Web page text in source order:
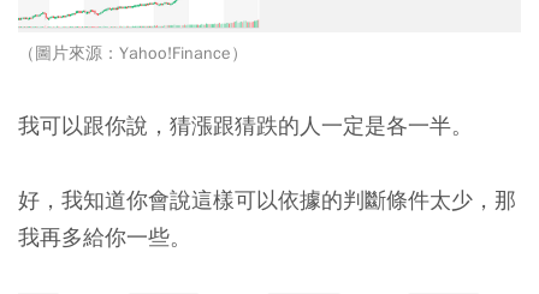
（圖片來源：Yahoo!Finance）
我可以跟你說，猜漲跟猜跌的人一定是各一半。
好，我知道你會說這樣可以依據的判斷條件太少，那
我再多給你一些。